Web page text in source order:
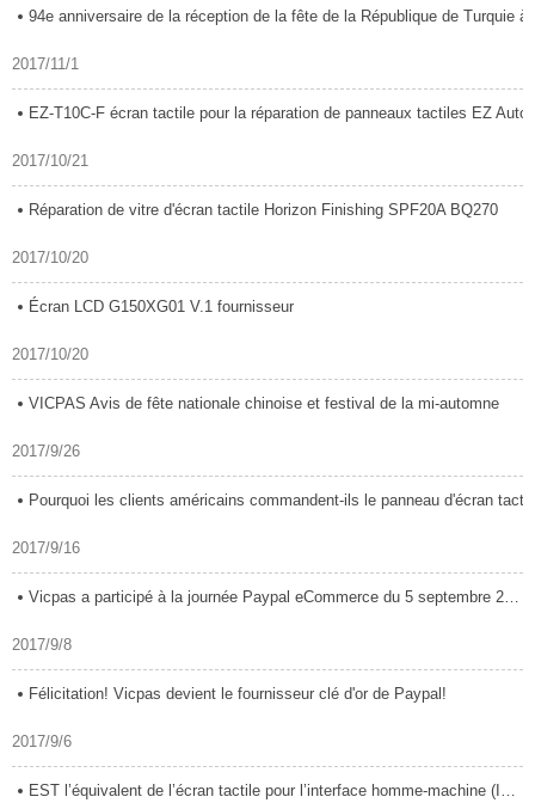
94e anniversaire de la réception de la fête de la République de Turquie à
2017/11/1
EZ-T10C-F écran tactile pour la réparation de panneaux tactiles EZ
2017/10/21
Réparation de vitre d'écran tactile Horizon Finishing SPF20A BQ270
2017/10/20
Écran LCD G150XG01 V.1 fournisseur
2017/10/20
VICPAS Avis de fête nationale chinoise et festival de la mi-automne
2017/9/26
Pourquoi les clients américains commandent-ils le panneau d'écran tactile
2017/9/16
Vicpas a participé à la journée Paypal eCommerce du 5 septembre 2017.
2017/9/8
Félicitation! Vicpas devient le fournisseur clé d'or de Paypal!
2017/9/6
EST l’équivalent de l’écran tactile pour l’interface homme-machine (IHM)